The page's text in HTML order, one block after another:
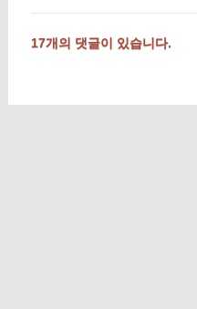
17개의 댓글이 있습니다.